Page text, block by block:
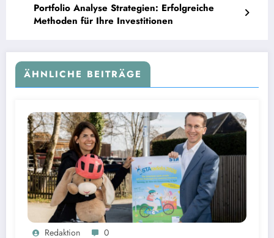
Portfolio Analyse Strategien: Erfolgreiche
Methoden für Ihre Investitionen
ÄHNLICHE BEITRÄGE
oSTAradeln startet in den Osterferien: Radfahrer im Landkreis Starnberg können Preise per
Redaktion 0